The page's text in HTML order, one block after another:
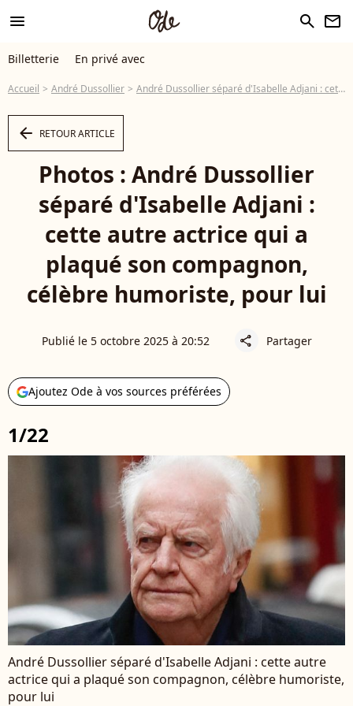
menu search newsletter
Billetterie En privé avec
Accueil André Dussollier André Dussollier séparé d'Isabelle Adjani : cette autre actrice qui a plaqué son compagnon, célèbre humoriste, pour lui
arrow_left RETOUR ARTICLE
Photos : André Dussollier
séparé d'Isabelle Adjani :
cette autre actrice qui a
plaqué son compagnon,
célèbre humoriste, pour lui
Publié le 5 octobre 2025 à 20:52 share Partager
Ajoutez Ode à vos sources préférées
1/22
André Dussollier séparé d'Isabelle Adjani : cette autre
actrice qui a plaqué son compagnon, célèbre humoriste,
pour lui